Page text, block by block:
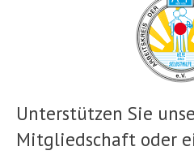
Unterstützen Sie
Mitgliedschaft oder